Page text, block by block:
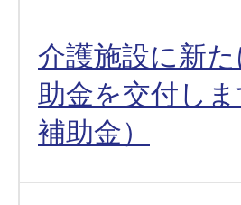
介護施設に新
助金を交付し
補助金）